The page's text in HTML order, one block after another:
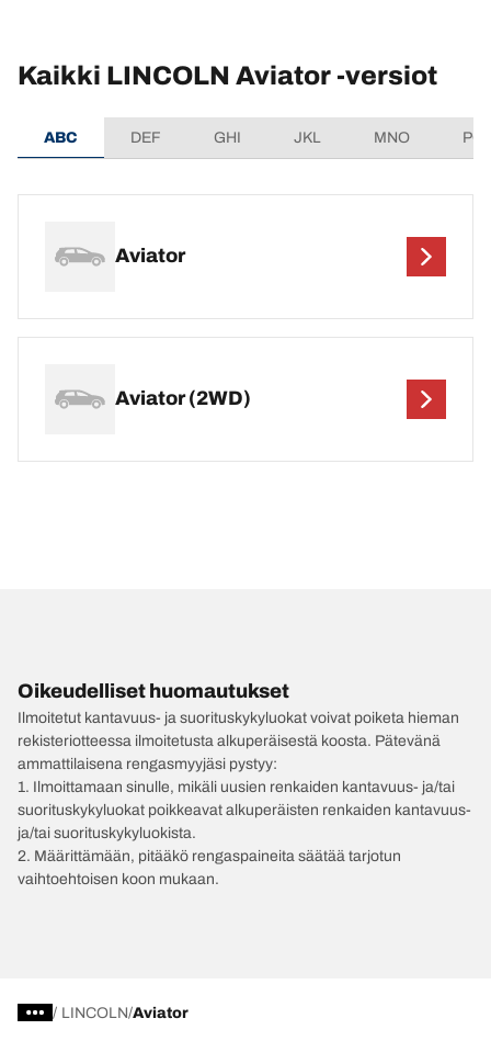
Kaikki LINCOLN Aviator -versiot
ABC DEF GHI JKL MNO
Aviator
Aviator (2WD)
Oikeudelliset huomautukset
Ilmoitetut kantavuus- ja suorituskykyluokat voivat poiketa hieman
rekisteriotteessa ilmoitetusta alkuperäisestä koosta. Pätevänä
ammattilaisena rengasmyyjäsi pystyy:
1. Ilmoittamaan sinulle, mikäli uusien renkaiden kantavuus- ja/tai
suorituskykyluokat poikkeavat alkuperäisten renkaiden kantavuus-
ja/tai suorituskykyluokista.
2. Määrittämään, pitääkö rengaspaineita säätää tarjotun
vaihtoehtoisen koon mukaan.
/ LINCOLN Aviator